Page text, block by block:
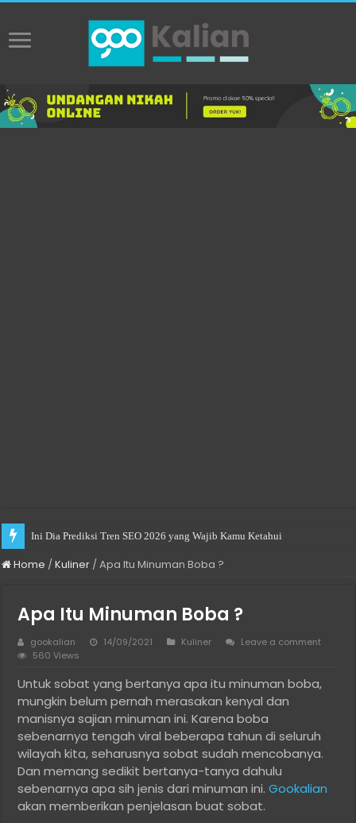
Ini Dia Prediksi Tren SEO 2026 yang Wajib Kamu Ketahui
Practical Choices for Renting a Room in Singapore
Home / Kuliner / Apa Itu Minuman Boba ?
Apa Itu Minuman Boba ?
gookalian 14/09/2021 Kuliner
Leave a comment
560 Views
Untuk sobat yang bertanya apa itu minuman boba,
mungkin belum pernah merasakan kenyal dan
manisnya sajian minuman ini. Karena boba
sebenarnya tengah viral beberapa tahun di seluruh
wilayah kita, seharusnya sobat sudah mencobanya.
Dan memang sedikit bertanya-tanya dahulu
sebenarnya apa sih jenis dari minuman ini.Gookalian
akan memberikan penjelasan buat sobat.